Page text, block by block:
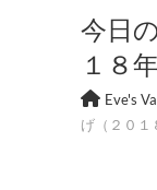
今日
１８
Eve's
げ（２０１